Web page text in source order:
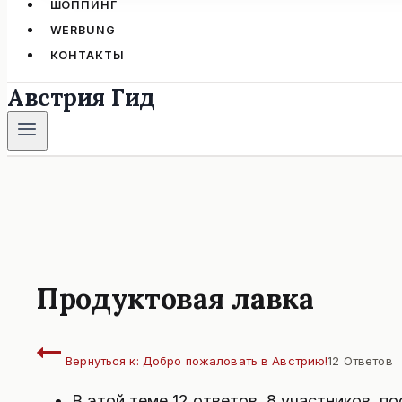
ШОППИНГ
WERBUNG
КОНТАКТЫ
Австрия Гид
Продуктовая лавка
Вернуться к: Добро пожаловать в Австрию!12 Ответов